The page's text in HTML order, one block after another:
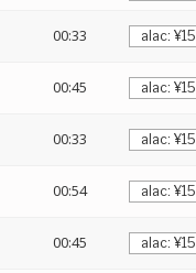
00:33
00:45
00:33
00:54
00:45